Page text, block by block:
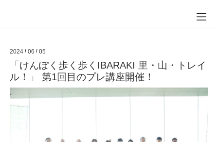
2024 / 06 / 05
「けんぽく歩く歩くIBARAKI 里・山・トレイ
ル！」 第1回目のプレ講座開催！